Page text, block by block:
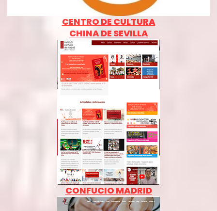
CENTRO DE CULTURA
CHINA DE SEVILLA
CONFUCIO MADRID